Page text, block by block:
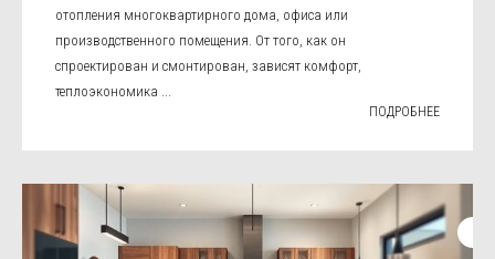
отопления многоквартирного дома, офиса или
производственного помещения. От того, как он
спроектирован и смонтирован, зависят комфорт,
теплоэкономика ...
ПОДРОБНЕЕ